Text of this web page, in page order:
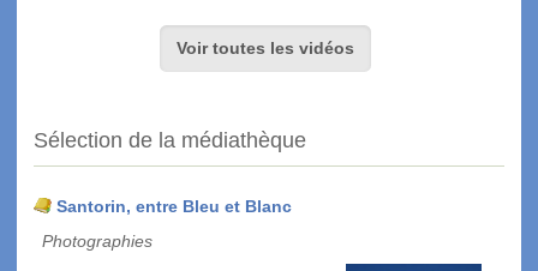
Voir toutes les vidéos
Sélection de la médiathèque
Santorin, entre Bleu et Blanc
Photographies